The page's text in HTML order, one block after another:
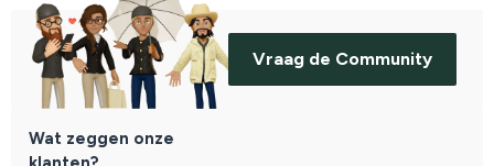
Vraag de Community
Wat zeggen onze